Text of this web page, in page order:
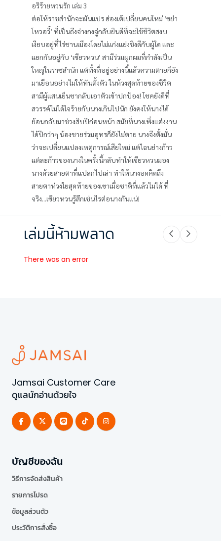
อริร้ายหวนรัก เล่ม 3
ต่อให้ราชสำนักจะผันแปร ฮ่องเต้เปลี่ยนคนใหม่ ‘ซย่า
โหวอวี๋’ ที่เป็นถึงจ่างกงจู่กลับยินดีที่จะใช้ชีวิตสงบ
เงียบอยู่ที่ไร่ชานเมืองโดยไม่แก่งแย่งชิงดีกับผู้ใด และ
แยกกันอยู่กับ ‘เซียวหวน’ สามีร่วมผูกผมที่กำลังเป็น
ใหญ่ในราชสำนัก แต่ทั้งที่อยู่อย่างนี้แล้วความตายก็ยัง
มาเยือนอย่างไม่ให้ทันตั้งตัว ในห้วงสุดท้ายของชีวิต
สามีผู้แสนเย็นชากลับเอาตัวเข้าปกป้อง! โชคยังดีที่
สวรรค์ไม่ได้ใจร้ายกับนางเกินไปนัก ยังคงให้นางได้
ย้อนกลับมาช่วงสิบปีก่อนหน้า สมัยที่นางเพิ่งแต่งงาน
ได้ปีกว่าๆ น้องชายร่วมอุทรก็ยังไม่ตาย นางจึงตั้งมั่น
ว่าจะเปลี่ยนแปลงเหตุการณ์เสียใหม่ แต่ไฉนย่างก้าว
แต่ละก้าวของนางในครั้งนี้กลับทำให้เซียวหวนมอง
นางด้วยสายตาที่แปลกไปเล่า ทำให้นางอดคิดถึง
สายตาห่วงใยสุดท้ายของเขาเมื่อชาติที่แล้วไม่ได้ ที่
จริง...เซียวหวนรู้สึกเช่นไรต่อนางกันแน่!
เล่มนี้ห้ามพลาด
There was an error
Jamsai Customer Care
ดูแลนักอ่านด้วยใจ
บัญชีของฉัน
วิธีการจัดส่งสินค้า
รายการโปรด
ข้อมูลส่วนตัว
ประวัติการสั่งซื้อ